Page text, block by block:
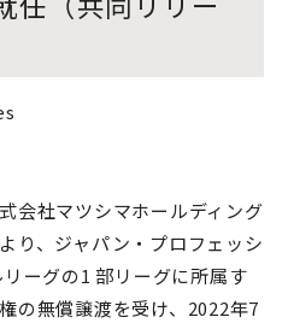
会社マツシマホールディング
り、ジャパン・プロフェッシ
ーグの1 部リーグに所属す
の無償譲渡を受け、2022年7